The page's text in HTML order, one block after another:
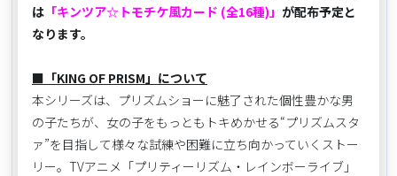
は 「キンツア☆トモチケ風カード (全16種)」 が配布予定と
なります。
■「KING OF PRISM」について
本シリーズは、プリズムショーに魅了された個性豊かな男
の子たちが、女の子をもっともトキめかせる“プリズムスタ
ァ”を目指して様々な試練や困難に立ち向かっていくストー
リー。TVアニメ「プリティーリズム・レインボーライブ」